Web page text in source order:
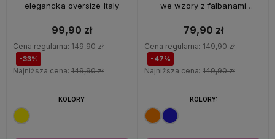
elegancka oversize Italy
99,90 zł
Cena regularna: 149,90 zł
-33%
Najniższa cena: 149,90 zł
KOLORY:
we wzory z falbanami
79,90 zł
Cena regularna: 149,90 zł
-47%
Najniższa cena: 149,90 zł
KOLORY: